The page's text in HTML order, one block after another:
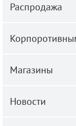
Распродажа
Магазины
Новости